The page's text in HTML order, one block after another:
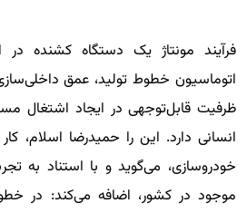
فرآیند مونتاژ یک دستگاه کشنده
اتوماسیون خطوط تولید، عمق
ظرفیت قابل‌توجهی در ایجاد اشتغال
انسانی دارد. این را حمیدرضا اسلام،
خودروسازی، می‌گوید و با استناد به
موجود در کشور، اضافه می‌کند: در